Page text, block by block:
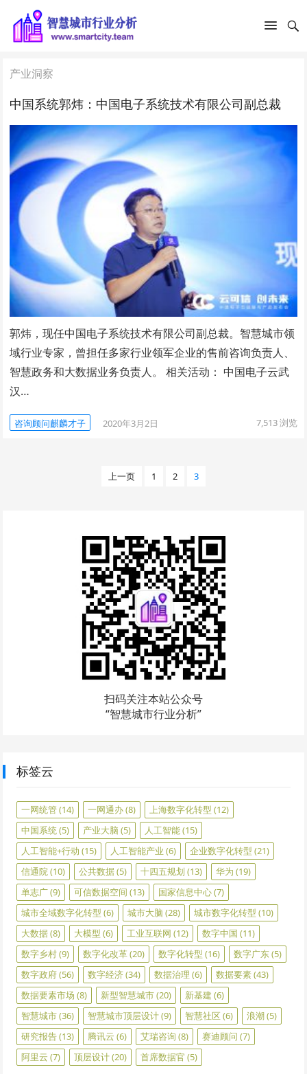
产业洞察
中国系统郭炜：中国电子系统技术有限公司副总裁
郭炜，现任中国电子系统技术有限公司副总裁。智慧城市领
域行业专家，曾担任多家行业领军企业的售前咨询负责人、
智慧政务和大数据业务负责人。 相关活动： 中国电子云武
汉…
咨询顾问麒麟才子 2020年3月2日 7,513浏览
上一页 1 2 3
扫码关注本站公众号
“智慧城市行业分析”
标签云
一网统管(14) 一网通办(8) 上海数字化转型 (12)
中国系统(5) 产业大脑 (5) 人工智能(15)
人工智能+行动 (15) 人工智能产业 (6) 企业数字化转型 (21)
信通院(10) 公共数据(5) 十四五规划 (13) 华为 (19)
单志广(9) 可信数据空间 (13) 国家信息中心(7)
城市全域数字化转型 (6) 城市大脑 (28) 城市数字化转型 (10)
大数据(8) 大模型 (6) 工业互联网 (12) 数字中国 (11)
数字乡村(9) 数字化改革(20) 数字化转型 (16) 数字广东(5)
数字政府(56) 数字经济(34) 数据治理 (6) 数据要素(43)
数据要素市场 (8) 新型智慧城市(20) 新基建 (6)
智慧城市(36) 智慧城市顶层设计(9) 智慧社区 (6) 浪潮(5)
研究报告(13) 腾讯云 (6) 艾瑞咨询 (8) 赛迪顾问 (7)
阿里云 (7) 顶层设计(20) 首席数据官 (5)